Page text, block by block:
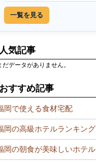
一覧を見る
人気記事
だデータがありません。
おすすめ記事
岡で使える食材宅配
岡の高級ホテルランキング
岡の朝食が美味しいホテル